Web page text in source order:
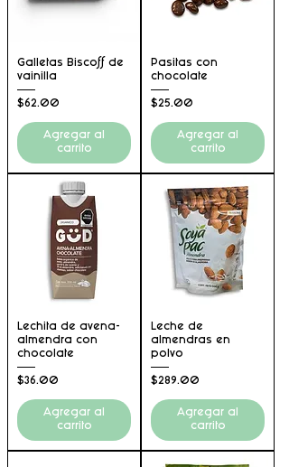
Galletas Biscoff de
vainilla
Precio
$62.00
Agregar al
carrito
Pasitas con
chocolate
Precio
$25.00
Agregar al
carrito
Lechita de avena-
almendra con
chocolate
Precio
$36.00
Agregar al
carrito
Leche de
almendras en
polvo
Precio
$289.00
Agregar al
carrito